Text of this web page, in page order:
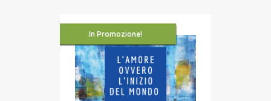
In Promozione!